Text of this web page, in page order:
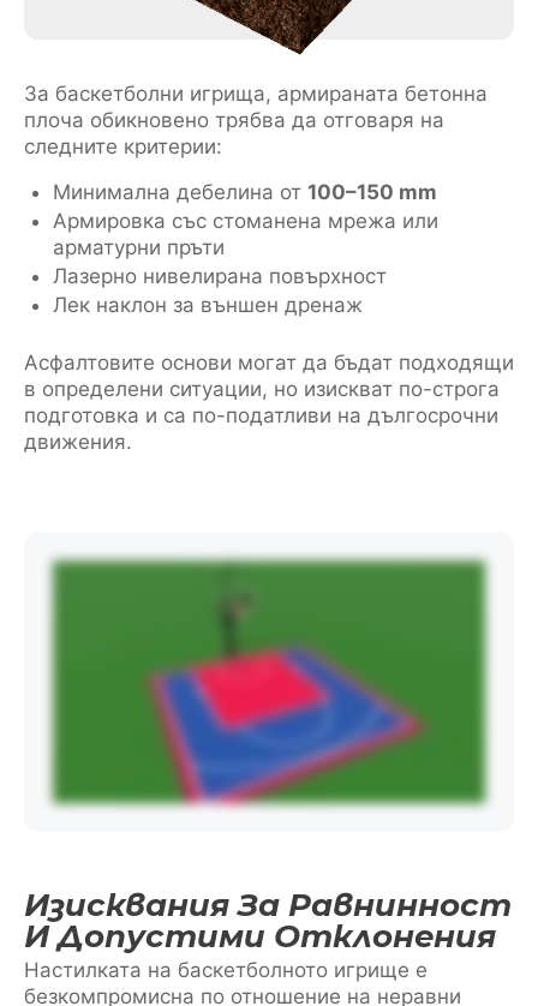
За баскетболни игрища, армираната бетонна
плоча обикновено трябва да отговаря на
следните критерии:
Минимална дебелина от 100–150 mm
Армировка със стоманена мрежа или
арматурни пръти
Лазерно нивелирана повърхност
Лек наклон за външен дренаж
Асфалтовите основи могат да бъдат подходящи
в определени ситуации, но изискват по-строга
подготовка и са по-податливи на дългосрочни
движения.
Изисквания За Равнинност
И Допустими Отклонения
Настилката на баскетболното игрище е
безкомпромисна по отношение на неравни